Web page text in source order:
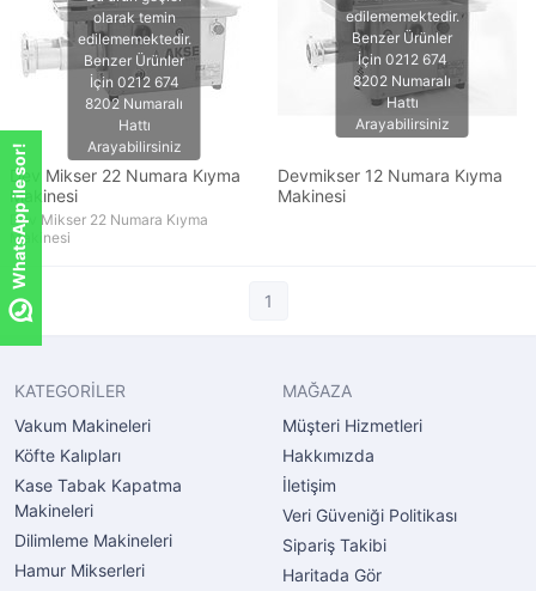
Dev Mikser 22 Numara Kıyma
Makinesi
Dev Mikser 22 Numara Kıyma
Makinesi
Devmikser 12 Numara Kıyma
Makinesi
1
KATEGORİLER
Vakum Makineleri
Köfte Kalıpları
Kase Tabak Kapatma
Makineleri
Dilimleme Makineleri
Hamur Mikserleri
MAĞAZA
Müşteri Hizmetleri
Hakkımızda
İletişim
Veri Güveniği Politikası
Sipariş Takibi
Haritada Gör
WhatsApp ile sor!